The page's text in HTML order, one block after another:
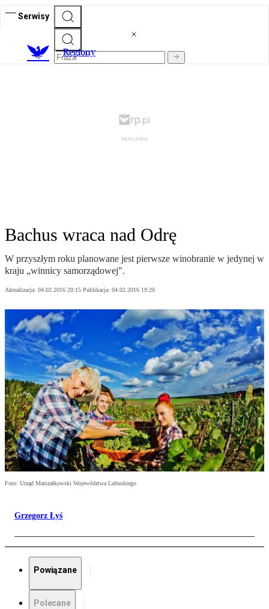
Serwisy
Regiony
Bachus wraca nad Odrę
W przyszłym roku planowane jest pierwsze winobranie w jedynej w
kraju „winnicy samorządowej".
Aktualizacja: 04.02.2016 20:15 Publikacja: 04.02.2016 19:20
Foto: Urząd Marszałkowski Województwa Lubuskiego
Grzegorz Łyś
Powiązane
Polecane